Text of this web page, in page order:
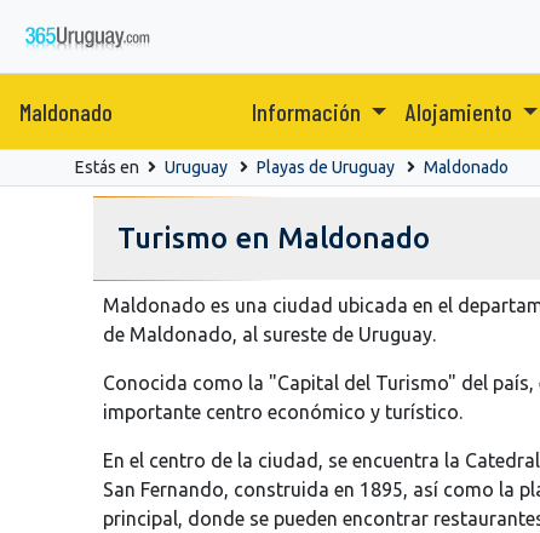
Maldonado Información Alojamiento
Estás en Uruguay Playas de Uruguay Maldonado
Turismo en Maldonado
Maldonado es una ciudad ubicada en el
de Maldonado, al sureste de Uruguay.
Conocida como la "Capital del Turismo" del país,
importante centro económico y turístico.
En el centro de la ciudad, se encuentra la
San Fernando, construida en 1895, así como la
principal, donde se pueden encontrar